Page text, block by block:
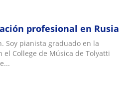
profesional en Rusia
Soy pianista graduado en la
el College de Música de Tolyatti